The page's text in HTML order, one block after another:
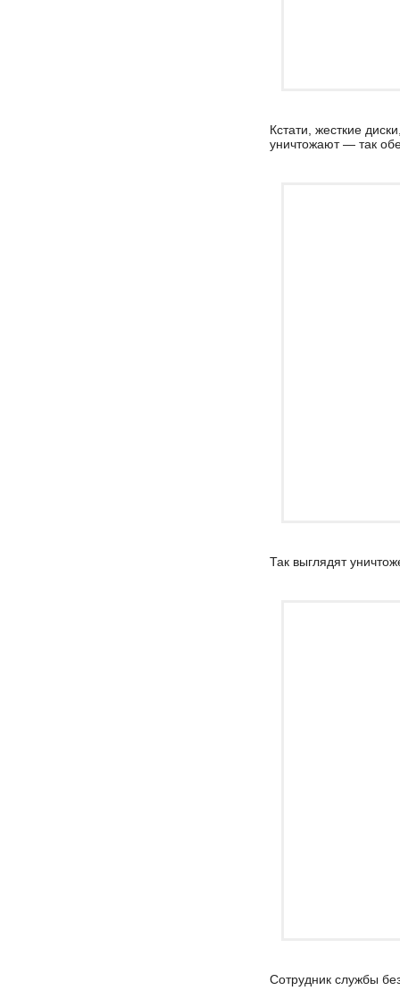
Кстати, жесткие
уничтожают — так
Так выглядят
Сотрудник службы